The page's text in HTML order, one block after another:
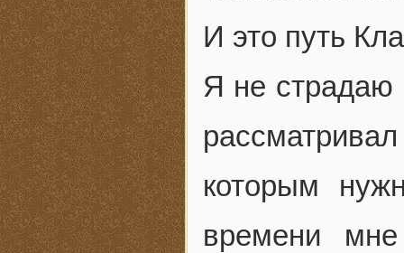
И это путь
Я не страдаю
которым
времени